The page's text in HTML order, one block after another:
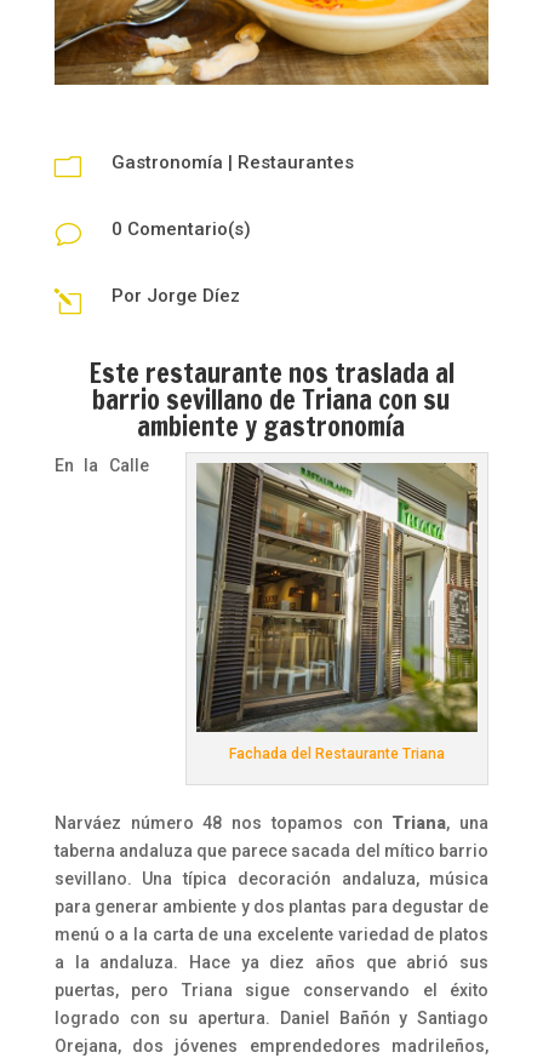
m Gastronomía Restaurantes
v 0 Comentario(s)
l Por Jorge Díez
Este restaurante nos traslada al
barrio sevillano de Triana con su
ambiente y gastronomía
Fachada del Restaurante Triana
En la Calle
Narváez número 48 nos topamos con Triana, una
taberna andaluza que parece sacada del mítico barrio
sevillano. Una típica decoración andaluza, música
para generar ambiente y dos plantas para degustar de
menú o a la carta de una excelente variedad de platos
a la andaluza. Hace ya diez años que abrió sus
puertas, pero Triana sigue conservando el éxito
logrado con su apertura. Daniel Bañón y Santiago
Orejana, dos jóvenes emprendedores madrileños,